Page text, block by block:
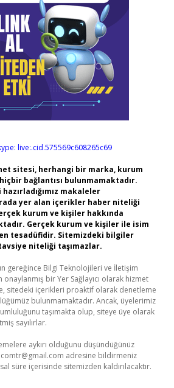
live:.cid.575569c608265c69
sitesi, herhangi bir marka, kurum
bağlantısı bulunmamaktadır.
makaleler
yer alan içerikler haber niteliği
kurum ve kişiler hakkında
Gerçek kurum ve kişiler ile isim
tesadüfidir. Sitemizdeki bilgiler
niteliği taşımazlar.
gereğince Bilgi Teknolojileri ve İletişim
onaylanmış bir Yer Sağlayıcı olarak hizmet
sitedeki içerikleri proaktif olarak denetleme
bulunmamaktadır. Ancak, üyelerimiz
taşımakta olup, siteye üye olarak
sayılırlar.
aykırı olduğunu düşündüğünüz
adresine bildirmeniz
süre içerisinde sitemizden kaldırılacaktır.